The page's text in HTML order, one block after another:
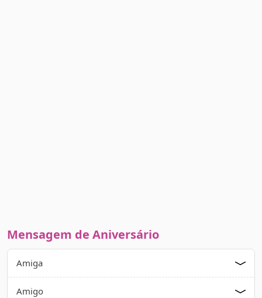
Mensagem de Aniversário
Amiga
Amigo